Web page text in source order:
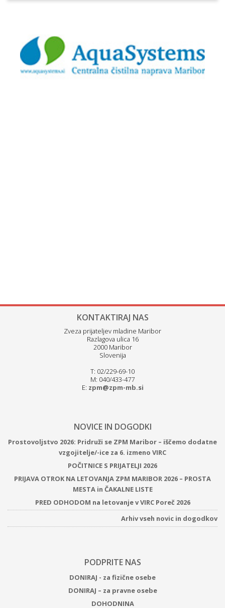
KONTAKTIRAJ NAS
Zveza prijateljev mladine Maribor
Razlagova ulica 16
2000 Maribor
Slovenija
T: 02/229-69-10
M: 040/433-477
E: zpm@zpm-mb.si
NOVICE IN DOGODKI
Prostovoljstvo 2026: Pridruži se ZPM Maribor – iščemo dodatne
vzgojitelje/-ice za 6. izmeno VIRC
POČITNICE S PRIJATELJI 2026
PRIJAVA OTROK NA LETOVANJA ZPM MARIBOR 2026 – PROSTA
MESTA in ČAKALNE LISTE
PRED ODHODOM na letovanje v VIRC Poreč 2026
Arhiv vseh novic in dogodkov
PODPRITE NAS
DONIRAJ - za fizične osebe
DONIRAJ – za pravne osebe
DOHODNINA